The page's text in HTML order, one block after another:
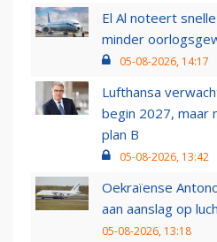
El Al noteert
minder
05-08-2026, 14:17
Lufthansa
begin 2027, maar
plan B
05-08-2026, 13:42
Oekraïense
aan aanslag op
05-08-2026, 13:18